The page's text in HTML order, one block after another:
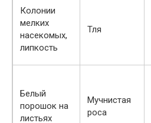
Колонии
мелких
насекомых,
липкость
Тля
Белый
порошок на
листьях
Мучнистая
роса